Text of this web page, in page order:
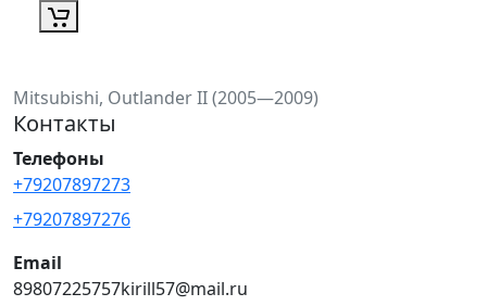
Mitsubishi, Outlander II (2005—2009)
Контакты
Телефоны
+79207897273
+79207897276
Email
89807225757kirill57@mail.ru